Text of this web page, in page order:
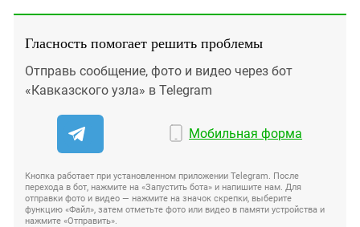
Гласность помогает решить проблемы
Отправь сообщение, фото и видео через бот
«Кавказского узла» в Telegram
Мобильная форма
Кнопка работает при установленном приложении Telegram. После
перехода в бот, нажмите на «Запустить бота» и напишите нам. Для
отправки фото и видео — нажмите на значок скрепки, выберите
функцию «Файл», затем отметьте фото или видео в памяти устройства и
нажмите «Отправить».